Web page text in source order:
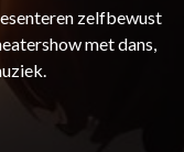
zelfbewust
met dans,